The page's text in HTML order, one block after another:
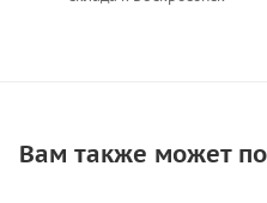
Вам также может